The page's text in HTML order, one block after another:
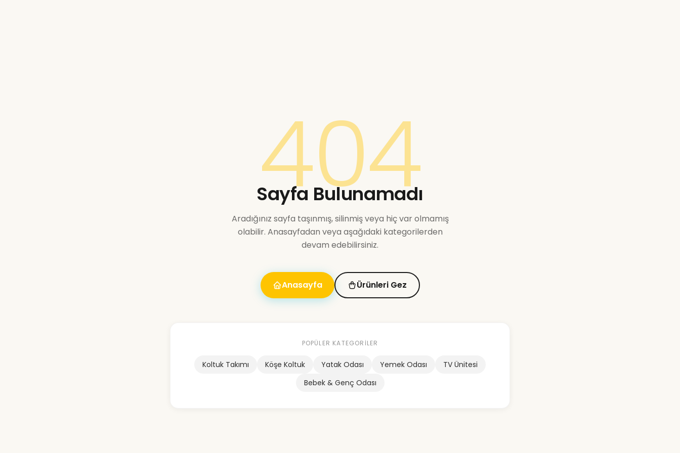
404
Sayfa Bulunamadı
Aradığınız sayfa taşınmış, silinmiş veya hiç var olmamış
olabilir. Anasayfadan veya aşağıdaki kategorilerden
devam edebilirsiniz.
Anasayfa Ürünleri Gez
POPÜLER KATEGORILER
Koltuk Takımı Köşe Koltuk Yatak Odası Yemek Odası
TV Ünitesi
Bebek & Genç Odası